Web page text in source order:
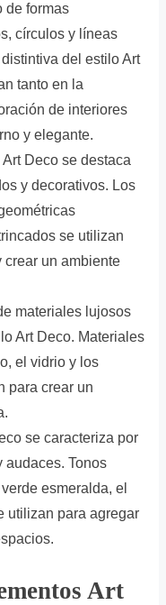
de formas
círculos y líneas
del estilo Art
tanto en la
de interiores
y elegante.
Art Deco se destaca
y decorativos. Los
se utilizan
crear un ambiente
materiales lujosos
Art Deco. Materiales
el vidrio y los
para crear un
se caracteriza por
audaces. Tonos
esmeralda, el
utilizan para agregar
Art